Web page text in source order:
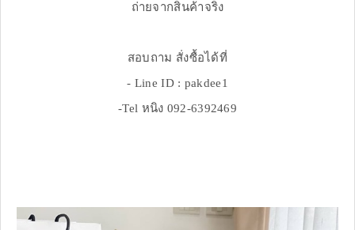
ถ่ายจากสินค้าจริง
สอบถาม สั่งซื้อได้ที่
- Line ID : pakdee1
-Tel หนิง 092-6392469